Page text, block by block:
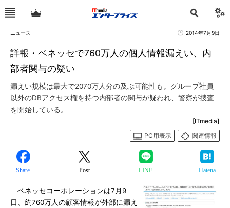
ニュース 2014年7月9日
詳報・ベネッセで760万人の個人情報漏えい、内
部者関与の疑い
漏えい規模は最大で2070万人分の及ぶ可能性も。グループ社員
以外のDBアクセス権を持つ内部者の関与が疑われ、警察が捜査
を開始している。
[ITmedia]
PC用表示
関連情報
Share Post LINE Hatena
ベネッセコーポレーションは7月9
日、約760万人の顧客情報が外部に漏え